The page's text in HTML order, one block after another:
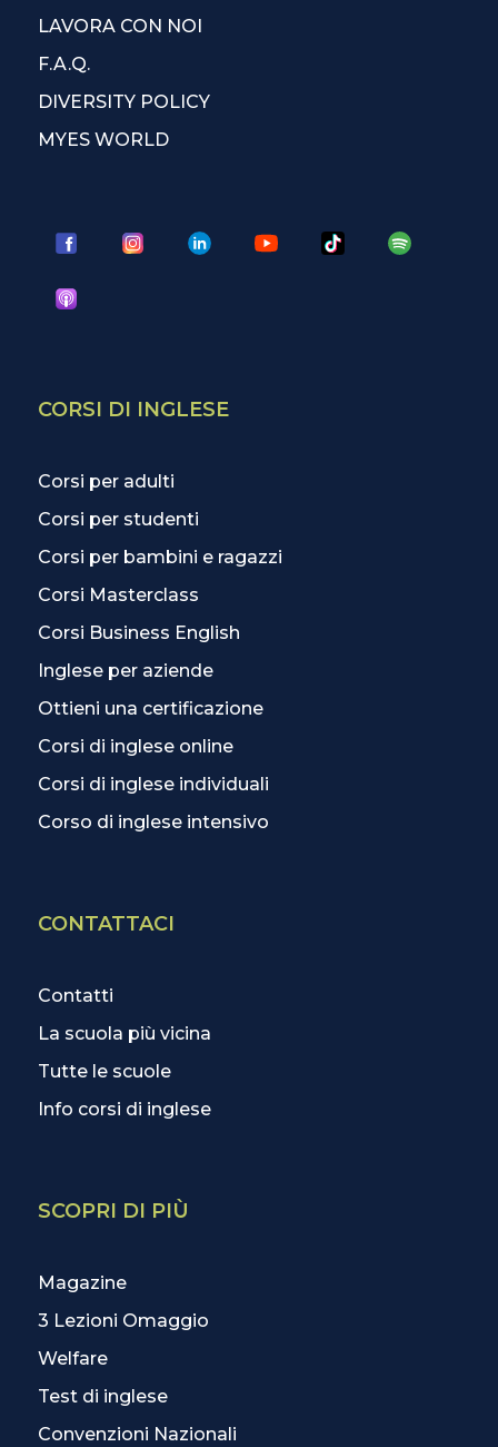
LAVORA CON NOI
F.A.Q.
DIVERSITY POLICY
MYES WORLD
CORSI DI INGLESE
Corsi per adulti
Corsi per studenti
Corsi per bambini e ragazzi
Corsi Masterclass
Corsi Business English
Inglese per aziende
Ottieni una certificazione
Corsi di inglese online
Corsi di inglese individuali
Corso di inglese intensivo
CONTATTACI
Contatti
La scuola più vicina
Tutte le scuole
Info corsi di inglese
SCOPRI DI PIÙ
Magazine
3 Lezioni Omaggio
Welfare
Test di inglese
Convenzioni Nazionali